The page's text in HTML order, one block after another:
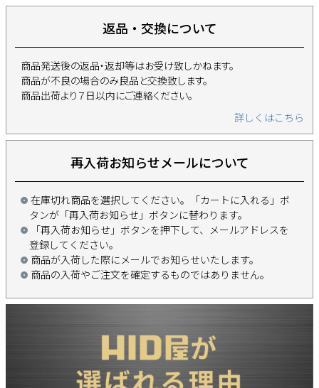
返品・交換について
商品発送後の返品・返却等はお受け致しかねます。
商品が不良の場合のみ良品と交換致します。
商品出荷より７日以内にご連絡ください。
詳しくはこちら
再入荷お知らせメールについて
在庫切れ商品を選択してください。「カートに入れる」ボ
タンが「再入荷お知らせ」ボタンに替わります。
「再入荷お知らせ」ボタンを押下して、メールアドレスを
登録してください。
商品が入荷した際にメールでお知らせいたします。
商品の入荷やご注文を確定するものではありません。